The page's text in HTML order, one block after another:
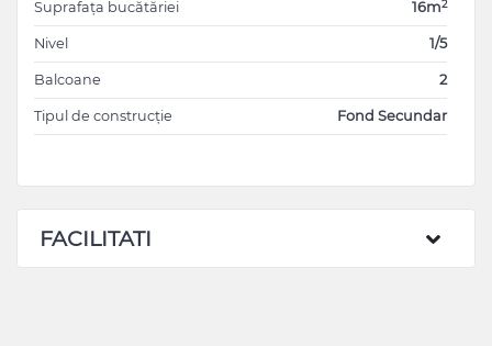
-----------------------------------------------------------------------------
-------------------------------
с АГЕНТСТВАМИ НЕ РАБОТАЮ !!!
—————————————————————————
Suprafața bucătăriei 16m2
Nivel 1/5
Balcoane 2
Tipul de construcție Fond Secundar
FACILITATI